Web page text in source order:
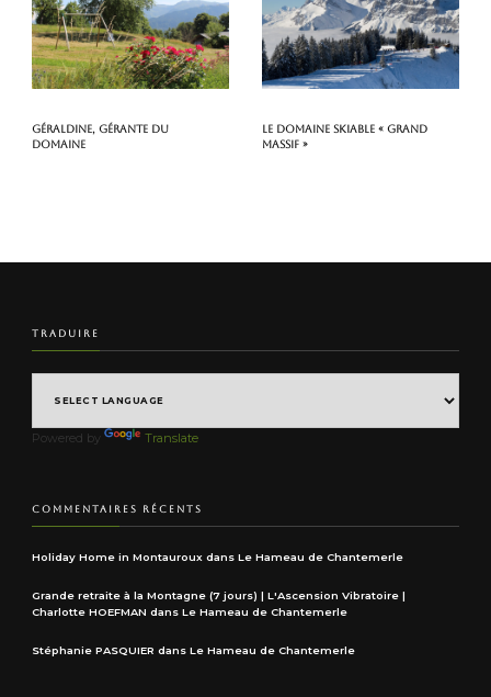
Géraldine, gérante du
domaine
Le domaine skiable « Grand
Massif »
TRADUIRE
Powered by Translate
COMMENTAIRES RÉCENTS
Holiday Home in Montauroux dans Le Hameau de Chantemerle
Grande retraite à la Montagne (7 jours) | L'Ascension Vibratoire |
Charlotte HOEFMAN dans Le Hameau de Chantemerle
Stéphanie PASQUIER dans Le Hameau de Chantemerle